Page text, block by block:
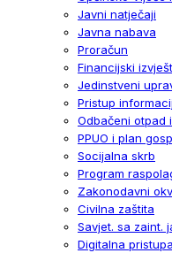
Javni natječaji
Javna nabava
Proračun
Financijski
Jedinstveni
Pristup
Odbačeni otpad
PPUO i plan
Socijalna skrb
Program
Zakonodavni
Civilna zaštita
Savjet. sa zaint.
Digitalna